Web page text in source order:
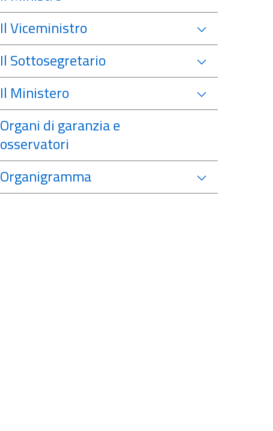
Il Viceministro
Il Sottosegretario
Il Ministero
Organi di garanzia e
osservatori
Organigramma